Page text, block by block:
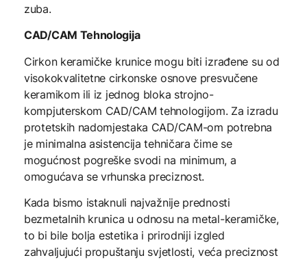
zuba.
CAD/CAM Tehnologija
Cirkon keramičke krunice mogu biti izrađene su od
visokokvalitetne cirkonske osnove presvučene
keramikom ili iz jednog bloka strojno-
kompjuterskom CAD/CAM tehnologijom. Za izradu
protetskih nadomjestaka CAD/CAM-om potrebna
je minimalna asistencija tehničara čime se
mogućnost pogreške svodi na minimum, a
omogućava se vrhunska preciznost.
Kada bismo istaknuli najvažnije prednosti
bezmetalnih krunica u odnosu na metal-keramičke,
to bi bile bolja estetika i prirodniji izgled
zahvaljujući propuštanju svjetlosti, veća preciznost